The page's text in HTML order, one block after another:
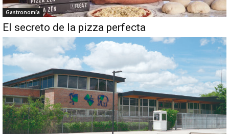
Gastronomía
El secreto de la pizza perfecta